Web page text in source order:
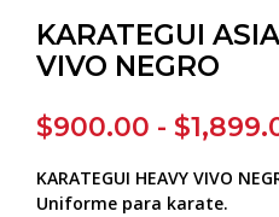
KARATEGUI
VIVO NEGRO
$900.00 - $
KARATEGUI HEAVY VIVO
Uniforme para karate.